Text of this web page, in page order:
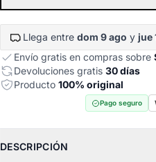
Llega entre dom 9 ago y jue
Envío gratis en compras sobre
Devoluciones gratis 30 días
Producto 100% original
Pago seguro
DESCRIPCIÓN